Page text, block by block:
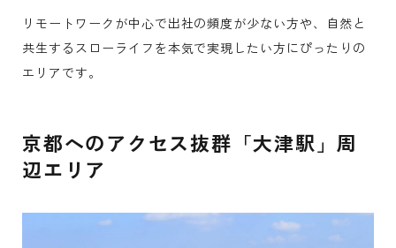
リモートワークが中心で出社の頻度が少ない方や、自然と
共生するスローライフを本気で実現したい方にぴったりの
エリアです。
京都へのアクセス抜群「大津駅」周
辺エリア